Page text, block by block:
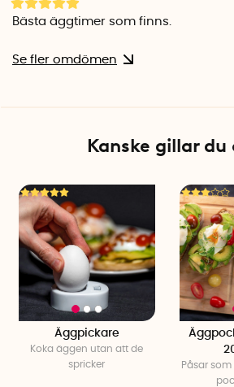
Bästa äggtimer som finns.
Se fler omdömen
Kanske gillar du
Äggpickare
Koka äggen utan att de
spricker
Påsar